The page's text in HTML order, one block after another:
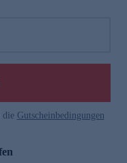
die Gutscheinbedingungen